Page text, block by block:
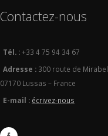
Contactez-nous
Tél. :+33 4 75 94 34 67
Adresse : 300 route de Mirabel
07170 Lussas – France
E-mail : écrivez-nous